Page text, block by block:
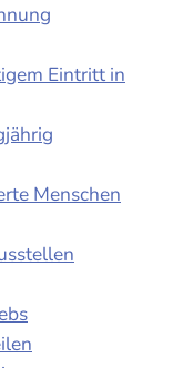
Eintritt in
Menschen